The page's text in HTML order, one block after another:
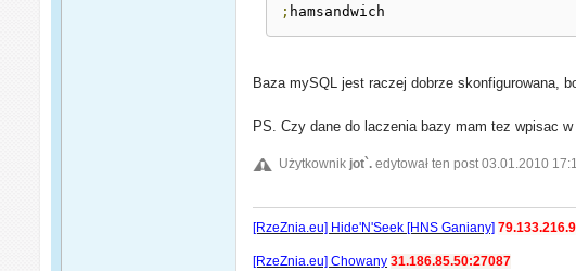
; hamsandwich
Baza mySQL jest raczej dobrze skonfigurowana,
PS. Czy dane do laczenia bazy mam tez wpisac
Użytkownik jot`. edytował ten post 03.01.2010
[RzeZnia.eu] Hide'N'Seek [HNS Ganiany]
[RzeZnia.eu] Chowany 31.186.85.50:27087